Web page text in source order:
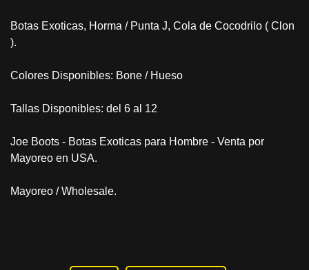
Botas Exoticas, Horma / Punta J, Cola de Cocodrilo ( Clon
).
Colores Disponibles: Bone / Hueso
Tallas Disponibles: del 6 al 12
Joe Boots - Botas Exoticas para Hombre - Venta por
Mayoreo en USA.
Mayoreo / Wholesale.